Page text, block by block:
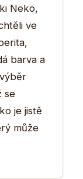
Neko,
ve
barva a
se
je jistě
může